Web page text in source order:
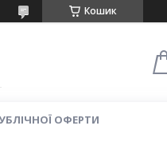
Кошик
ОФЕРТИ